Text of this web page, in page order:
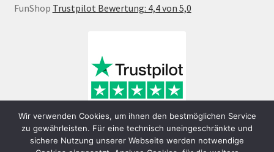
FunShop Trustpilot Bewertung: 4,4 von 5,0
Wir verwenden Cookies, um ihnen den bestmöglichen Service
zu gewährleisten. Für eine technisch uneingeschränkte und
sichere Nutzung unserer Webseite werden notwendige